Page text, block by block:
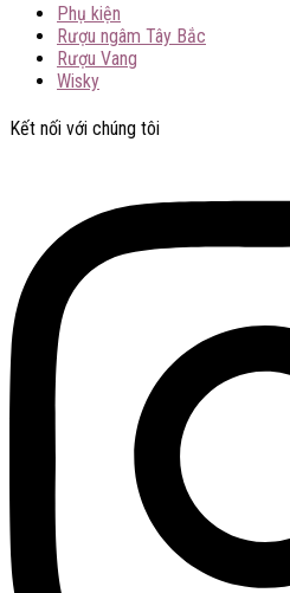
Phụ kiện
Rượu ngâm Tây Bắc
Rượu Vang
Wisky
Kết nối với chúng tôi